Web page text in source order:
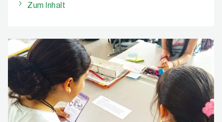
Zum Inhalt